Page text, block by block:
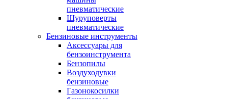
пневматические
Шуруповерты
пневматические
Бензиновые инструменты
Аксессуары для
бензоинструмента
Бензопилы
Воздуходувки
бензиновые
Газонокосилки